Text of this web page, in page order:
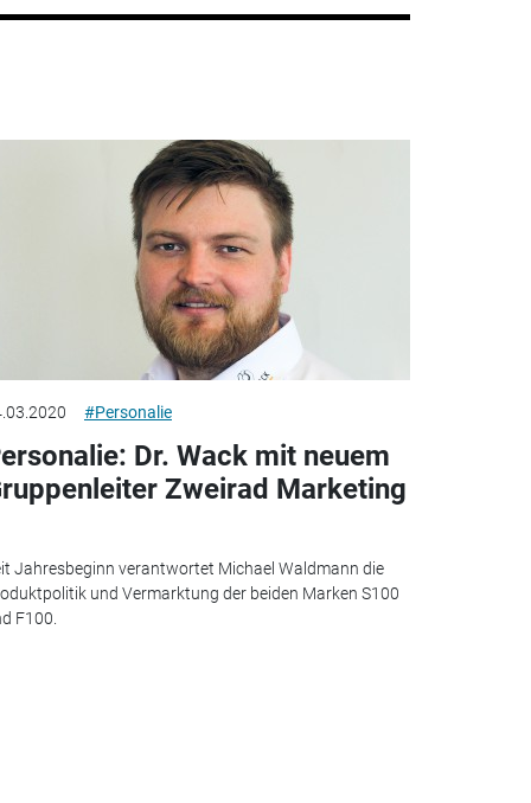
#Personalie
Dr. Wack mit neuem
Zweirad Marketing
Jahresbeginn verantwortet Michael Waldmann die
und Vermarktung der beiden Marken S100
F100.